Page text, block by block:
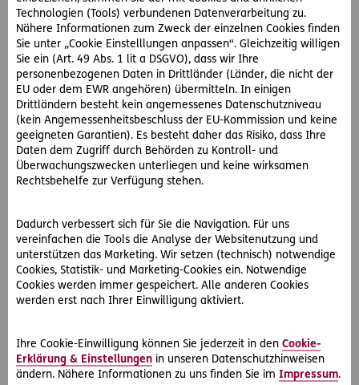
Technologien (Tools) verbundenen Datenverarbeitung zu.
Nähere Informationen zum Zweck der einzelnen Cookies finden
Sie unter „Cookie Einstelllungen anpassen“. Gleichzeitig willigen
Sie ein (Art. 49 Abs. 1 lit a DSGVO), dass wir Ihre
personenbezogenen Daten in Drittländer (Länder, die nicht der
EU oder dem EWR angehören) übermitteln. In einigen
Drittländern besteht kein angemessenes Datenschutzniveau
(kein Angemessenheitsbeschluss der EU-Kommission und keine
geeigneten Garantien). Es besteht daher das Risiko, dass Ihre
Daten dem Zugriff durch Behörden zu Kontroll- und
Überwachungszwecken unterliegen und keine wirksamen
Rechtsbehelfe zur Verfügung stehen.
Dadurch verbessert sich für Sie die Navigation. Für uns
vereinfachen die Tools die Analyse der Websitenutzung und
unterstützen das Marketing. Wir setzen (technisch) notwendige
Cookies, Statistik- und Marketing-Cookies ein. Notwendige
Cookies werden immer gespeichert. Alle anderen Cookies
werden erst nach Ihrer Einwilligung aktiviert.
Ihre Cookie-Einwilligung können Sie jederzeit in den Cookie-
Erklärung & Einstellungen in unseren Datenschutzhinweisen
ändern. Nähere Informationen zu uns finden Sie im Impressum.
Ein Skiurlaub in Österreich ist oft mit hohen Kosten verbunden.
Wer trotzdem nicht darauf verzichten will, kann mit kleinen
Tipps einiges an Geld…
#Winter
Nachhaltige Weihnachtsgeschenke
Weihnachten steht vor der Tür. Hier finden Sie einige Ideen für
nachhaltige Geschenke.